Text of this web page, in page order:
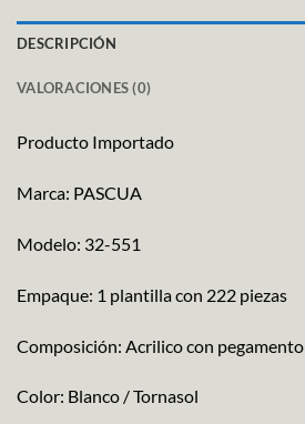
DESCRIPCIÓN
VALORACIONES (0)
Producto Importado
Marca: PASCUA
Modelo: 32-551
Empaque: 1 plantilla con 222 piezas
Composición: Acrilico con pegamento
Color: Blanco / Tornasol